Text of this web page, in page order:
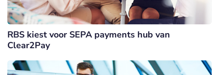
RBS kiest voor SEPA payments hub van
Clear2Pay